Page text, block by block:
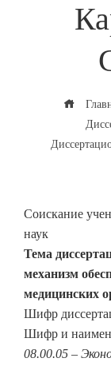
Соискание
наук
Тема
механизм
медицинских
Шифр
Шифр и
08.00.05 –